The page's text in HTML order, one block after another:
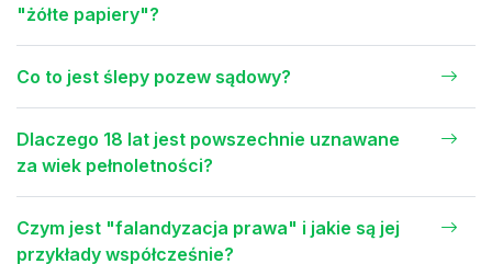
"żółte papiery"?
Co to jest ślepy pozew sądowy?
Dlaczego 18 lat jest powszechnie uznawane
za wiek pełnoletności?
Czym jest "falandyzacja prawa" i jakie są jej
przykłady współcześnie?